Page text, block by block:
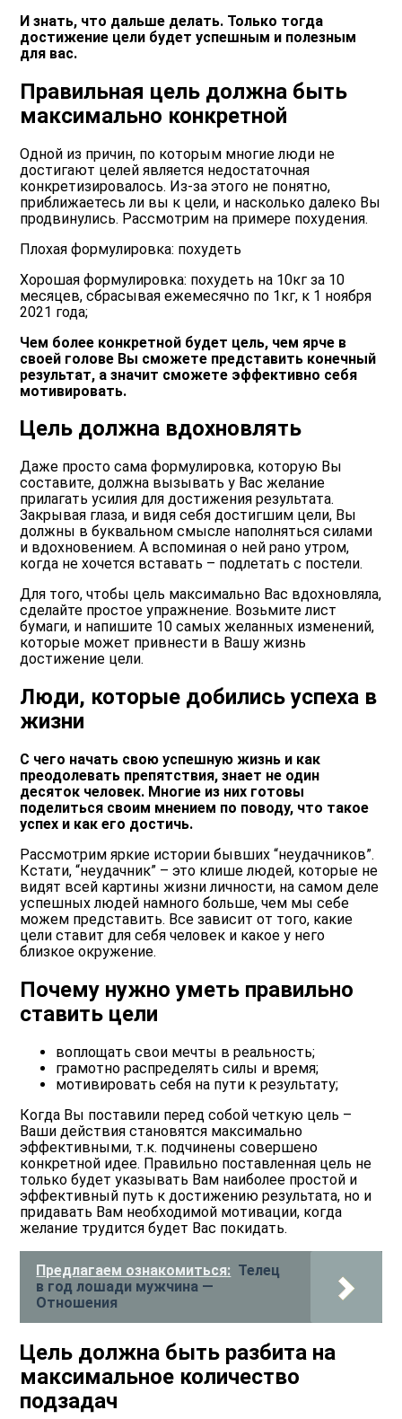
И знать, что дальше делать. Только тогда
достижение цели будет успешным и полезным
для вас.
Правильная цель должна быть
максимально конкретной
Одной из причин, по которым многие люди не
достигают целей является недостаточная
конкретизировалось. Из-за этого не понятно,
приближаетесь ли вы к цели, и насколько далеко Вы
продвинулись. Рассмотрим на примере похудения.
Плохая формулировка: похудеть
Хорошая формулировка: похудеть на 10кг за 10
месяцев, сбрасывая ежемесячно по 1кг, к 1 ноября
2021 года;
Чем более конкретной будет цель, чем ярче в
своей голове Вы сможете представить конечный
результат, а значит сможете эффективно себя
мотивировать.
Цель должна вдохновлять
Даже просто сама формулировка, которую Вы
составите, должна вызывать у Вас желание
прилагать усилия для достижения результата.
Закрывая глаза, и видя себя достигшим цели, Вы
должны в буквальном смысле наполняться силами
и вдохновением. А вспоминая о ней рано утром,
когда не хочется вставать – подлетать с постели.
Для того, чтобы цель максимально Вас вдохновляла,
сделайте простое упражнение. Возьмите лист
бумаги, и напишите 10 самых желанных изменений,
которые может привнести в Вашу жизнь
достижение цели.
Люди, которые добились успеха в
жизни
С чего начать свою успешную жизнь и как
преодолевать препятствия, знает не один
десяток человек. Многие из них готовы
поделиться своим мнением по поводу, что такое
успех и как его достичь.
Рассмотрим яркие истории бывших “неудачников”.
Кстати, “неудачник” – это клише людей, которые не
видят всей картины жизни личности, на самом деле
успешных людей намного больше, чем мы себе
можем представить. Все зависит от того, какие
цели ставит для себя человек и какое у него
близкое окружение.
Почему нужно уметь правильно
ставить цели
воплощать свои мечты в реальность;
грамотно распределять силы и время;
мотивировать себя на пути к результату;
Когда Вы поставили перед собой четкую цель –
Ваши действия становятся максимально
эффективными, т.к. подчинены совершено
конкретной идее. Правильно поставленная цель не
только будет указывать Вам наиболее простой и
эффективный путь к достижению результата, но и
придавать Вам необходимой мотивации, когда
желание трудится будет Вас покидать.
Предлагаем ознакомиться: Телец
в год лошади мужчина —
Отношения
Цель должна быть разбита на
максимальное количество
подзадач